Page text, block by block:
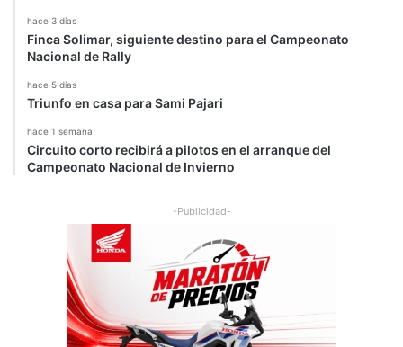
hace 3 días
Finca Solimar, siguiente destino para el Campeonato
Nacional de Rally
hace 5 días
Triunfo en casa para Sami Pajari
hace 1 semana
Circuito corto recibirá a pilotos en el arranque del
Campeonato Nacional de Invierno
-Publicidad-